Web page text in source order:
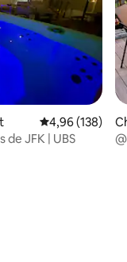
17 commentaires : 5
Évaluation
4,96 (138)
de JFK | UBS